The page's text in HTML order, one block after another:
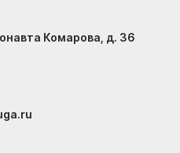
Комарова, д. 36